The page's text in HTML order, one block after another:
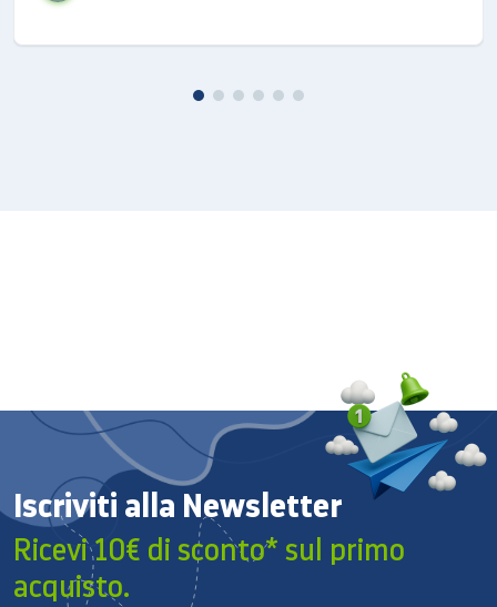
Iscriviti alla Newsletter
Ricevi 10€ di sconto* sul primo
acquisto.